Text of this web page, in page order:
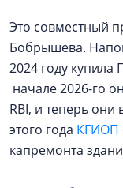
Это совместный
Бобрышева.
2024 году купила
начале 2026-го
RBI, и теперь они
этого года КГИОП
капремонта